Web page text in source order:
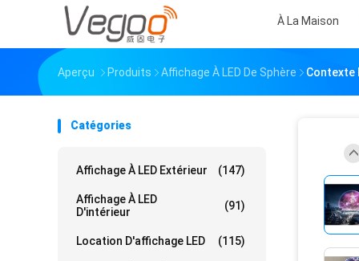
À La Maison
Aperçu Produits Affichage À LED De Sphère Contexte
Catégories
Affichage À LED Extérieur (147)
Affichage À LED
D'intérieur
(91)
Location D'affichage LED (115)